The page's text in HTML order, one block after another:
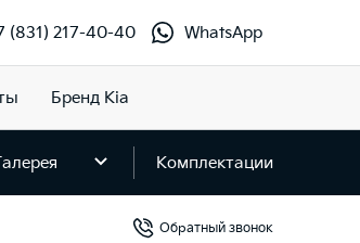
(831) 217-40-40 WhatsApp
Бренд Kia
Комплектации
Обратный звонок